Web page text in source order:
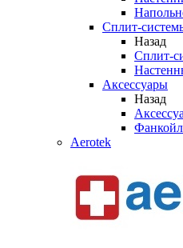
Сплит-
Назад
Сплит-
Аксессуары
Назад
Aerotek